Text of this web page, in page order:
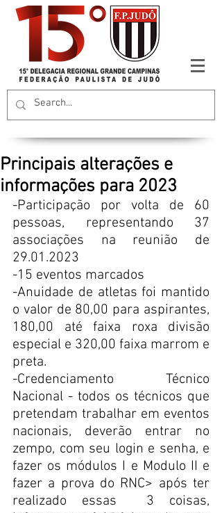
Principais alterações e
informações para 2023
-Participação por volta de 60
pessoas, representando 37
associações na reunião de
29.01.2023
-15 eventos marcados
-Anuidade de atletas foi mantido
o valor de 80,00 para aspirantes,
180,00 até faixa roxa divisão
especial e 320,00 faixa marrom e
preta.
-Credenciamento Técnico
Nacional - todos os técnicos que
pretendam trabalhar em eventos
nacionais, deverão entrar no
zempo, com seu login e senha, e
fazer os módulos I e Modulo II e
fazer a prova do RNC> após ter
realizado essas  3 coisas,